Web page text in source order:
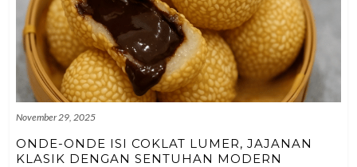
November 29, 2025
ONDE-ONDE ISI COKLAT LUMER, JAJANAN
KLASIK DENGAN SENTUHAN MODERN